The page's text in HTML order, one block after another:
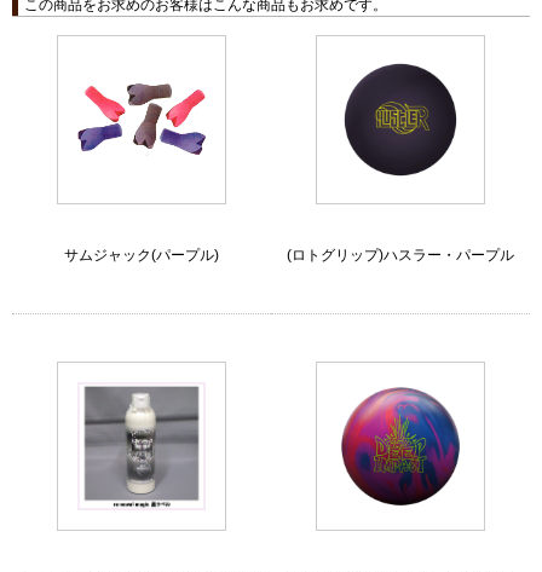
この商品をお求めのお客様はこんな商品もお求めです。
サムジャック(パープル) (ロトグリップ)ハスラー・パープル